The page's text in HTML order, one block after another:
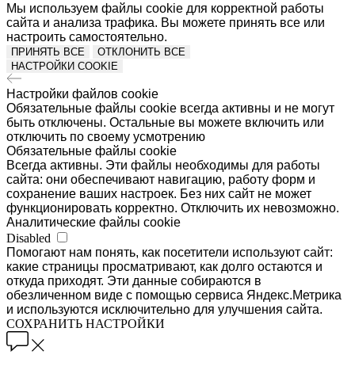
Мы используем файлы cookie для корректной работы
сайта и анализа трафика. Вы можете принять все или
настроить самостоятельно.
ПРИНЯТЬ ВСЕ
ОТКЛОНИТЬ ВСЕ
НАСТРОЙКИ COOKIE
Настройки файлов cookie
Обязательные файлы cookie всегда активны и не могут
быть отключены. Остальные вы можете включить или
отключить по своему усмотрению
Обязательные файлы cookie
Всегда активны. Эти файлы необходимы для работы
сайта: они обеспечивают навигацию, работу форм и
сохранение ваших настроек. Без них сайт не может
функционировать корректно. Отключить их невозможно.
Аналитические файлы cookie
Disabled
Помогают нам понять, как посетители используют сайт:
какие страницы просматривают, как долго остаются и
откуда приходят. Эти данные собираются в
обезличенном виде с помощью сервиса Яндекс.Метрика
и используются исключительно для улучшения сайта.
СОХРАНИТЬ НАСТРОЙКИ